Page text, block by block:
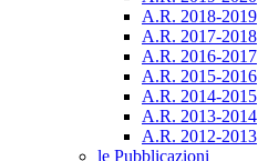
A.R. 2018-2019
A.R. 2017-2018
A.R. 2016-2017
A.R. 2015-2016
A.R. 2014-2015
A.R. 2013-2014
A.R. 2012-2013
le Pubblicazioni